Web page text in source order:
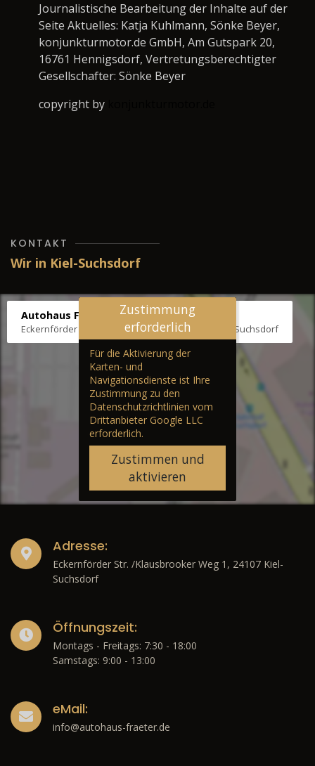
Journalistische Bearbeitung der Inhalte auf der
Seite Aktuelles: Katja Kuhlmann, Sönke Beyer,
konjunkturmotor.de GmbH, Am Gutspark 20,
16761 Hennigsdorf, Vertretungsberechtigter
Gesellschafter: Sönke Beyer
copyright by
KONTAKT
Wir in Kiel-Suchsdorf
Autohaus Fräter
Eckernförder Str. /Klausbrooker Weg 1, 24107 Kiel-Suchsdorf
Zustimmung
erforderlich
Für die Aktivierung der
Karten- und
Navigationsdienste ist Ihre
Zustimmung zu den
Datenschutzrichtlinien vom
Drittanbieter Google LLC
erforderlich.
Zustimmen und
aktivieren
Adresse:
Eckernförder Str. /Klausbrooker Weg 1, 24107 Kiel-
Suchsdorf
Öffnungszeit:
Montags - Freitags: 7:30 - 18:00
Samstags: 9:00 - 13:00
eMail:
info@autohaus-fraeter.de